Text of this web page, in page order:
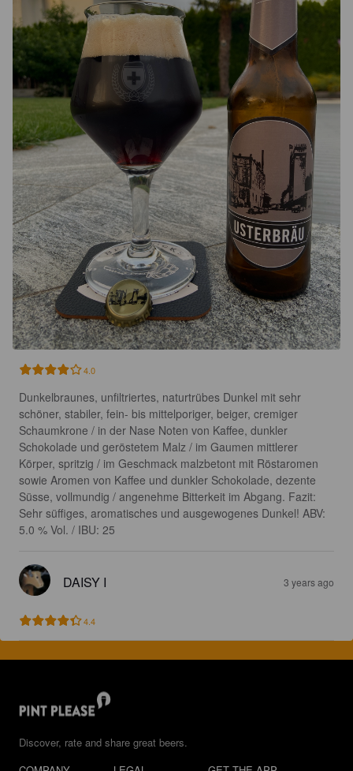
4.0
Dunkelbraunes, unfiltriertes, naturtrübes Dunkel mit sehr
schöner, stabiler, fein- bis mittelporiger, beiger, cremiger
Schaumkrone / in der Nase Noten von Kaffee, dunkler
Schokolade und geröstetem Malz / im Gaumen mittlerer
Körper, spritzig / im Geschmack malzbetont mit Röstaromen
sowie Aromen von Kaffee und dunkler Schokolade, dezente
Süsse, vollmundig / angenehme Bitterkeit im Abgang. Fazit:
Sehr süffiges, aromatisches und ausgewogenes Dunkel! ABV:
5.0 % Vol. / IBU: 25
DAISY I 3 years ago
4.4
Discover, rate and share great beers.